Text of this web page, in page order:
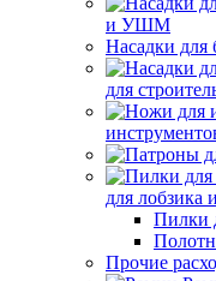
и УШМ
Насадки для
для
для лобзика
Пилки
Прочие